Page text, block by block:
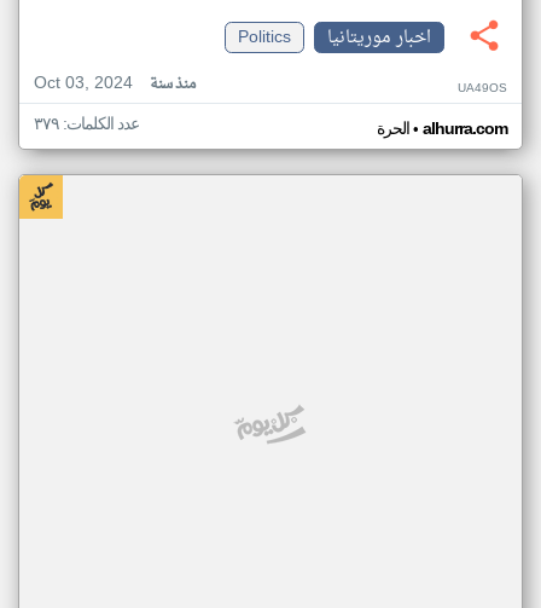
اخبار موريتانيا
Politics
Oct 03, 2024
منذ سنة UA49OS
الحرة• alhurra.com عدد الكلمات: ٣٧٩